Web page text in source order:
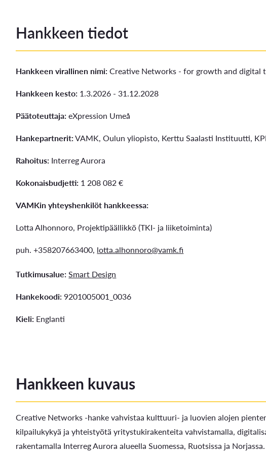
Hankkeen tiedot
Hankkeen virallinen nimi:Creative Networks - for growth and digital
Hankkeen kesto: 1.3.2026 - 31.12.2028
Päätoteuttaja:eXpression Umeå
Hankepartnerit:VAMK, Oulun yliopisto, Kerttu Saalasti Instituutti,
Rahoitus: Interreg Aurora
Kokonaisbudjetti: 1 208 082 €
VAMKin yhteyshenkilöt hankkeessa:
Lotta Alhonnoro, Projektipäällikkö (TKI- ja liiketoiminta)
puh. +358207663400, lotta.alhonnoro@vamk.fi
Tutkimusalue:Smart Design
Hankekoodi: 9201005001_0036
Kieli: Englanti
Hankkeen kuvaus
Creative Networks -hanke vahvistaa kulttuuri- ja luovien alojen
kilpailukykyä ja yhteistyötä yritystukirakenteita vahvistamalla,
rakentamalla Interreg Aurora alueella Suomessa, Ruotsissa ja